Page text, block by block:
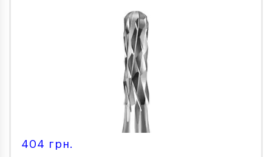
404 грн.